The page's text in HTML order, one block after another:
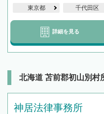
東京都 千代田区
詳細を見る
北海道 苫前郡初山別村
神居法律事務所